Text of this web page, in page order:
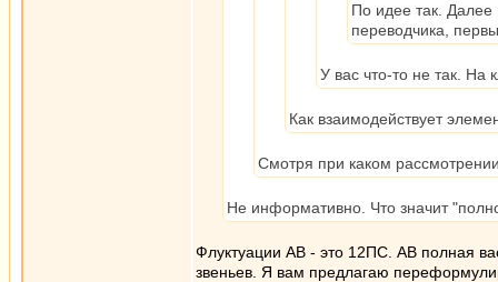
По идее так. Далее
переводчика,
У вас что-то не так. На
Как взаимодействует
Смотря при каком
Не информативно. Что значит
Флуктуации АВ - это 12ПС. АВ полная
звеньев. Я вам предлагаю